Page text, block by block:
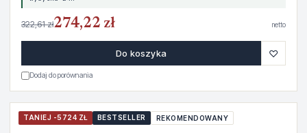
322,61 zł274,22 zł netto
Do koszyka ♡
Dodaj do porównania
TANIEJ -5724 ZŁ BESTSELLER REKOMENDOWANY